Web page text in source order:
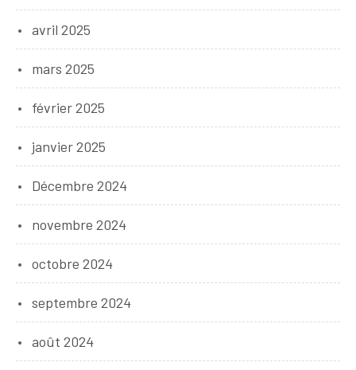
avril 2025
mars 2025
février 2025
janvier 2025
Décembre 2024
novembre 2024
octobre 2024
septembre 2024
août 2024